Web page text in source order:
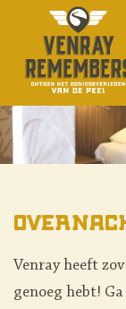
Venray heeft
genoeg hebt!